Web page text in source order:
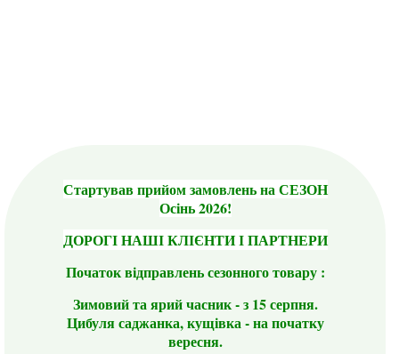
Стартував прийом замовлень на СЕЗОН
Осінь 2026!
ДОРОГІ НАШІ КЛІЄНТИ І ПАРТНЕРИ
Початок відправлень сезонного товару :
Зимовий та ярий часник - з 15 серпня.
Цибуля саджанка, кущівка - на початку
вересня.